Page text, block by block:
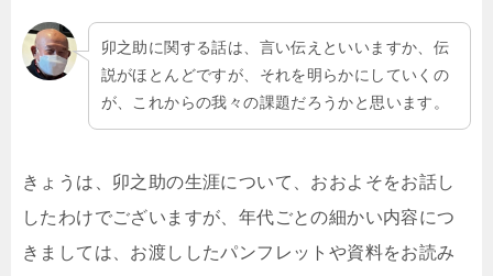
卯之助に関する話は、言い伝えといいますか、伝
説がほとんどですが、それを明らかにしていくの
が、これからの我々の課題だろうかと思います。
きょうは、卯之助の生涯について、おおよそをお話し
したわけでございますが、年代ごとの細かい内容につ
きましては、お渡ししたパンフレットや資料をお読み